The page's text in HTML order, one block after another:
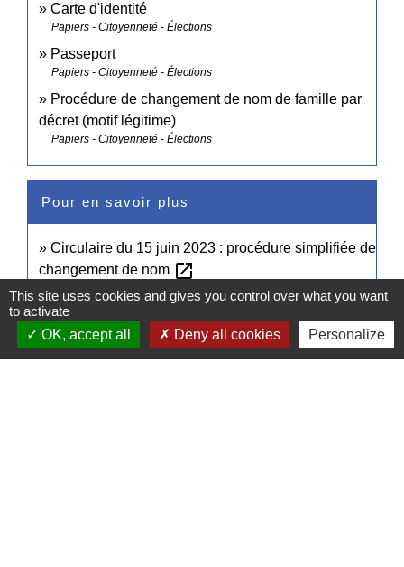
Carte d'identité
Papiers - Citoyenneté - Élections
Passeport
Papiers - Citoyenneté - Élections
Procédure de changement de nom de famille par
décret (motif légitime)
Papiers - Citoyenneté - Élections
Pour en savoir plus
Circulaire du 15 juin 2023 : procédure simplifiée de
changement de nom open_in_new
Ministère chargé de la justice
Signaler une erreur sur cette page
This site uses cookies and gives you control over what you want
to activate
OK, accept all
Deny all cookies Personalize